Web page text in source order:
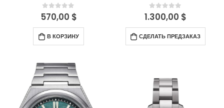
0out of 5
570,00 $
В КОРЗИНУ
0out of 5
1.300,00 $
СДЕЛАТЬ ПРЕДЗАКАЗ